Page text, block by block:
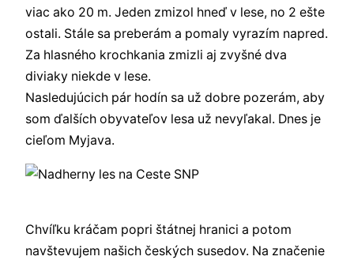
viac ako 20 m. Jeden zmizol hneď v lese, no 2 ešte
ostali. Stále sa preberám a pomaly vyrazím napred.
Za hlasného krochkania zmizli aj zvyšné dva
diviaky niekde v lese.
Nasledujúcich pár hodín sa už dobre pozerám, aby
som ďalších obyvateľov lesa už nevyľakal. Dnes je
cieľom Myjava.
Chvíľku kráčam popri štátnej hranici a potom
navštevujem našich českých susedov. Na značenie